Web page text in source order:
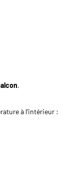
.
à l’intérieur :